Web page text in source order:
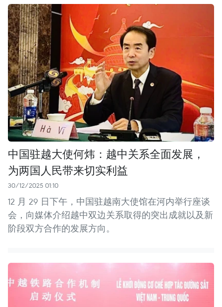
中国驻越大使何炜：越中关系全面发展，
为两国人民带来切实利益
30/12/2025 01:10
12 月 29 日下午，中国驻越南大使馆在河内举行座谈
会，向媒体介绍越中双边关系取得的突出成就以及新
阶段双方合作的发展方向。